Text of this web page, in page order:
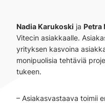
Nadia Karukoski ja Petra
Vitecin asiakkaalle.
yrityksen kasvoina
monipuolisia tehtäviä
tukeen.
– Asiakasvastaava toimii